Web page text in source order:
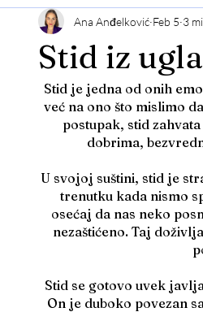
Stid iz
Ana Anđelković Feb 5 3
Stid je jedna od onih
već na ono što mislimo
postupak, stid
dobrima,
U svojoj suštini, stid je
trenutku kada nismo
osećaj da nas neko
nezaštićeno. Taj
Stid se gotovo uvek
On je duboko povezan